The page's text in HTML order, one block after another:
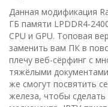
Данная модификация
ГБ памяти LPDDR4-
CPU и GPU. Топовая
заменить вам ПК в
плечу веб-сёрфинг с
тяжёлыми
же смогут посвятить
железа, чтобы